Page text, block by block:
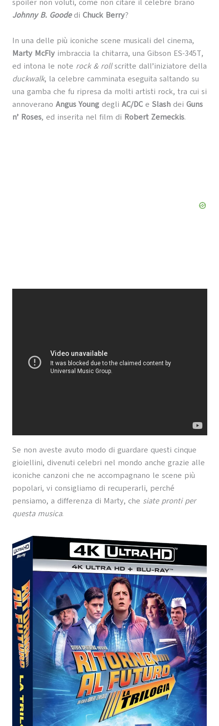
spoiler non voluti, come non citare il celebre brano
Johnny B. Goodedi Chuck Berry?
In una delle più iconiche scene musicali del cinema,
Marty McFlyimbraccia la chitarra, una Gibson ES-345T,
ed intona le note rock & rollscritte dall’iniziatore della
duckwalk, la celebre camminata eseguita saltando su
una gamba che fu ripresa da molti artisti rock, tra cui si
annoverano Angus Young degli AC/DC e Slashdei Guns
n’ Roses, ed inserita nel film di Robert Zemeckis.
Se non aveste avuto modo di guardare questi cinque
gioiellini, divenuti celebri nel mondo anche grazie alle
iconiche canzoni che ne accompagnano le scene più
popolari, vi consigliamo di recuperarli, perché
pensiamo, a differenza di Marty, che siate pronti per
questa musica.